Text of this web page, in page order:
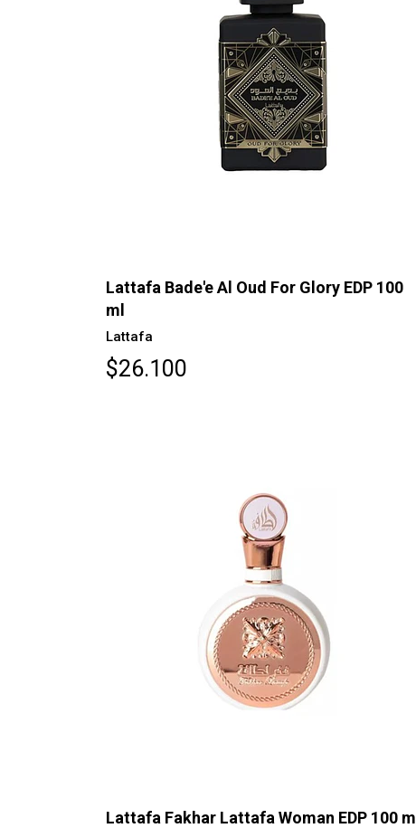
Lattafa Bade'e Al Oud For Glory EDP 100
ml
Lattafa
$26.100
Lattafa Fakhar Lattafa Woman EDP 100 ml